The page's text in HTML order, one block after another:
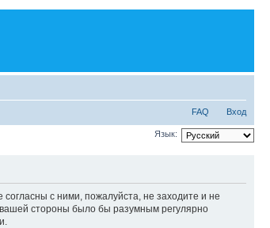
FAQ Вход
Язык:
с ними, пожалуйста, не заходите и не
стороны было бы разумным регулярно